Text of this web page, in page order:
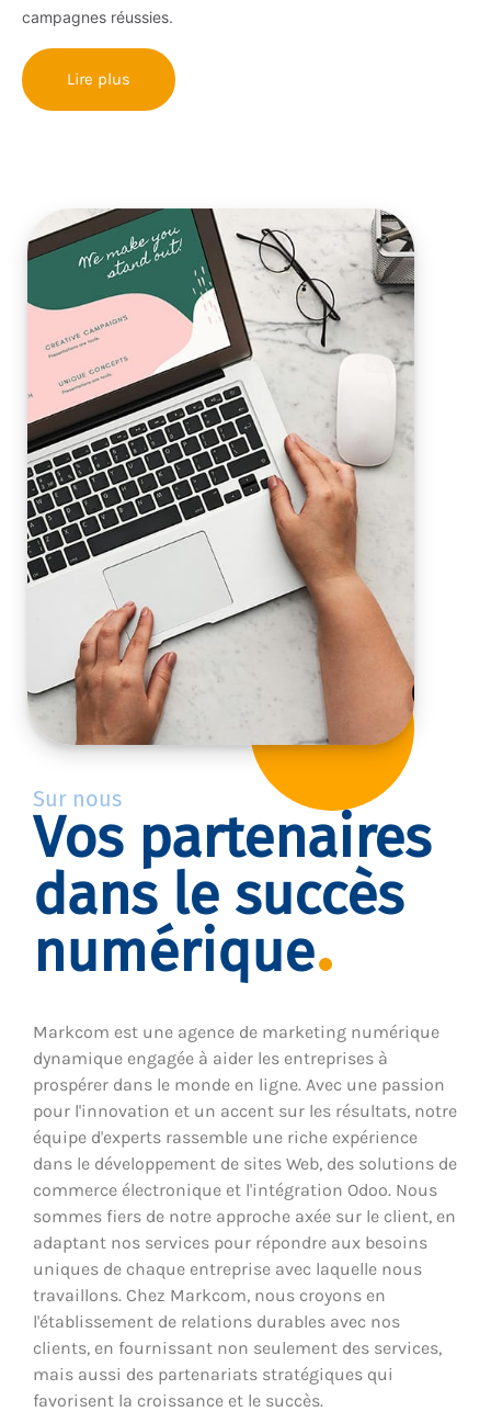
campagnes réussies.
Lire plus
Sur nous
Vos partenaires
dans le succès
numérique
Markcom est une agence de marketing numérique
dynamique engagée à aider les entreprises à
prospérer dans le monde en ligne. Avec une passion
pour l'innovation et un accent sur les résultats, notre
équipe d'experts rassemble une riche expérience
dans le développement de sites Web, des solutions de
commerce électronique et l'intégration Odoo. Nous
sommes fiers de notre approche axée sur le client, en
adaptant nos services pour répondre aux besoins
uniques de chaque entreprise avec laquelle nous
travaillons. Chez Markcom, nous croyons en
l'établissement de relations durables avec nos
clients, en fournissant non seulement des services,
mais aussi des partenariats stratégiques qui
favorisent la croissance et le succès.